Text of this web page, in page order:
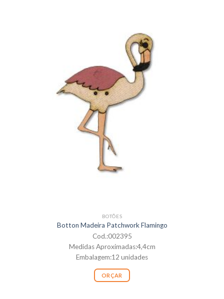
BOTÕES
Botton Madeira Patchwork Flamingo
Cod.:002395
Medidas Aproximadas:4,4cm
Embalagem:12 unidades
ORÇAR